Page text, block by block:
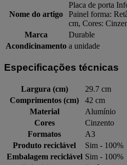
Nome do artigo
Placa de porta
Painel forma:
cm, Cores:
Marca
Durable
Acondicinamento a unidade
Especificações técnicas
Largura (cm)
29.7 cm
Comprimentos (cm)
42 cm
Material
Alumínio
Cores
Cinzento
Formatos
A3
Produto reciclável
Sim - 100%
Embalagem reciclável Sim - 100%